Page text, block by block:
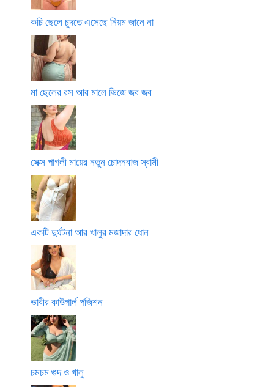
কচি ছেলে চুদতে এসেছে নিয়ম জানে না
মা ছেলের রস আর মালে ভিজে জব জব
সেক্স পাগলী মায়ের নতুন চোদনবাজ স্বামী
একটি দুর্ঘটনা আর খালুর মজাদার ধোন
ভাবীর কাউগার্ল পজিশন
চমচম গুদ ও খালু